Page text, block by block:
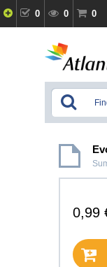
0 0 0
0,99